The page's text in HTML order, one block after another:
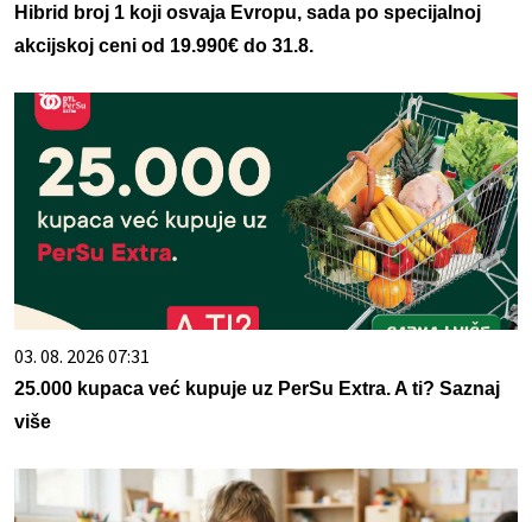
Hibrid broj 1 koji osvaja Evropu, sada po specijalnoj
akcijskoj ceni od 19.990€ do 31.8.
03. 08. 2026 07:31
25.000 kupaca već kupuje uz PerSu Extra. A ti? Saznaj
više